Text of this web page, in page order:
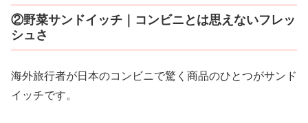
②野菜サンドイッチ｜コンビニとは思えないフレッ
シュさ
海外旅行者が日本のコンビニで驚く商品のひとつがサンド
イッチです。